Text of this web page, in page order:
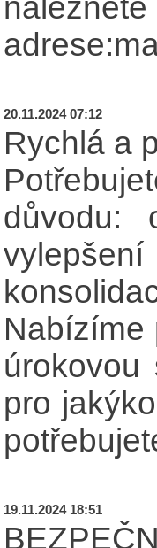
20.11.2024 07:12
Rychlá a
důvodu:
Nabízíme
pro
19.11.2024 18:51